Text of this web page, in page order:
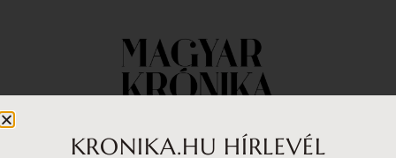
KRONIKA.HU HÍRLEVÉL